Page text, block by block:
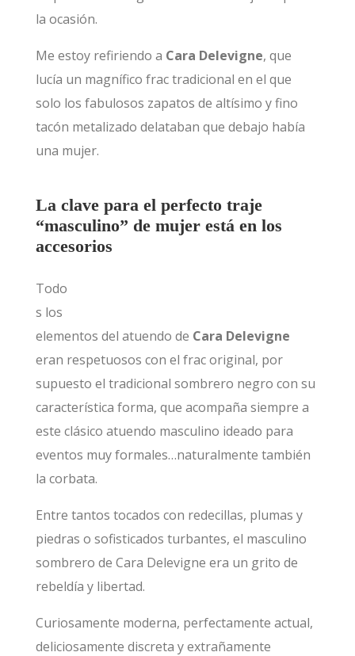
la ocasión.
Me estoy refiriendo a Cara Delevigne, que
lucía un magnífico frac tradicional en el que
solo los fabulosos zapatos de altísimo y fino
tacón metalizado delataban que debajo había
una mujer.
La clave para el perfecto traje
“masculino” de mujer está en los
accesorios
Todo
s los
elementos del atuendo de Cara Delevigne
eran respetuosos con el frac original, por
supuesto el tradicional sombrero negro con su
característica forma, que acompaña siempre a
este clásico atuendo masculino ideado para
eventos muy formales…naturalmente también
la corbata.
Entre tantos tocados con redecillas, plumas y
piedras o sofisticados turbantes, el masculino
sombrero de Cara Delevigne era un grito de
rebeldía y libertad.
Curiosamente moderna, perfectamente actual,
deliciosamente discreta y extrañamente